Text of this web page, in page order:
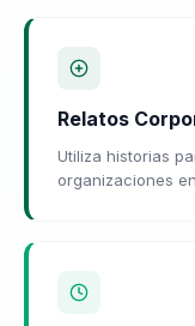
Relatos
Utiliza historias
organizaciones